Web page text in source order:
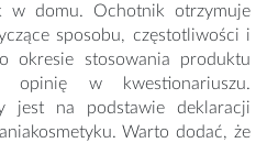
w domu. Ochotnik otrzymuje
sposobu, częstotliwości i
okresie stosowania produktu
opinię w kwestionariuszu.
jest na podstawie deklaracji
Warto dodać, że